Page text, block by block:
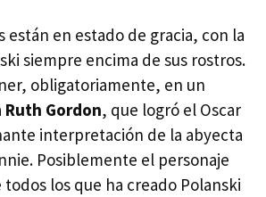
están en estado de gracia, con la
siempre encima de sus rostros.
obligatoriamente, en un
Ruth Gordon, que logró el Oscar
interpretación de la abyecta
Posiblemente el personaje
los que ha creado Polanski